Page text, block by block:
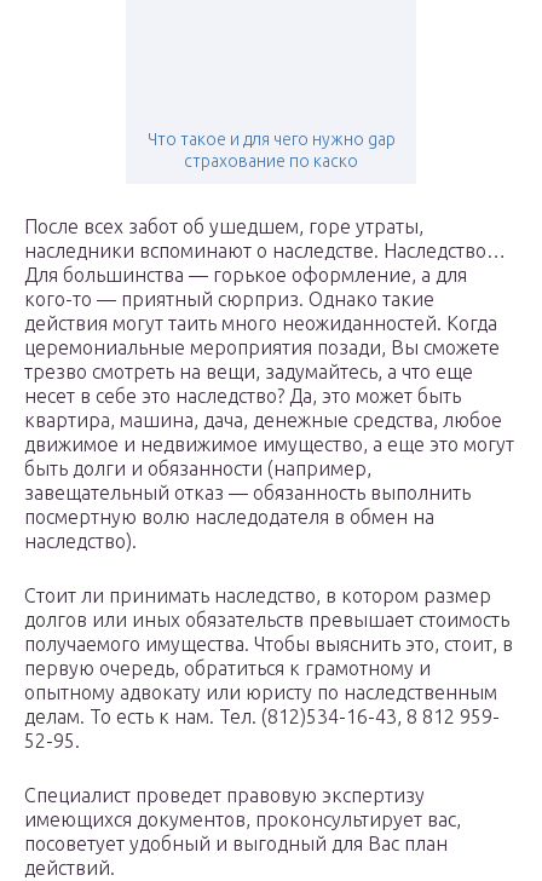
Что такое и для чего нужно gap
страхование по каско
После всех забот об ушедшем, горе утраты,
наследники вспоминают о наследстве. Наследство…
Для большинства — горькое оформление, а для
кого-то — приятный сюрприз. Однако такие
действия могут таить много неожиданностей. Когда
церемониальные мероприятия позади, Вы сможете
трезво смотреть на вещи, задумайтесь, а что еще
несет в себе это наследство? Да, это может быть
квартира, машина, дача, денежные средства, любое
движимое и недвижимое имущество, а еще это могут
быть долги и обязанности (например,
завещательный отказ — обязанность выполнить
посмертную волю наследодателя в обмен на
наследство).
Стоит ли принимать наследство, в котором размер
долгов или иных обязательств превышает стоимость
получаемого имущества. Чтобы выяснить это, стоит, в
первую очередь, обратиться к грамотному и
опытному адвокату или юристу по наследственным
делам. То есть к нам. Тел. (812)534-16-43, 8 812 959-
52-95.
Специалист проведет правовую экспертизу
имеющихся документов, проконсультирует вас,
посоветует удобный и выгодный для Вас план
действий.